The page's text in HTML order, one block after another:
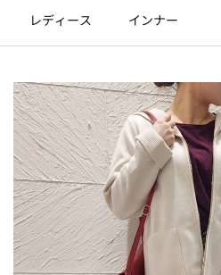
レディース インナー